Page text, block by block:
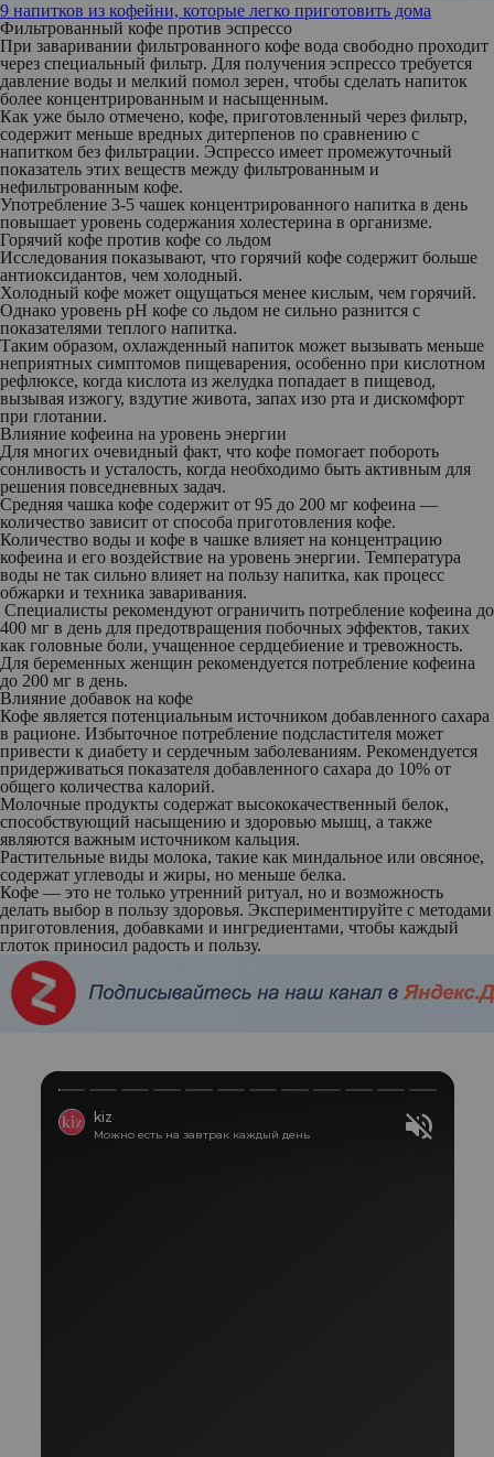
9 напитков из кофейни, которые легко приготовить дома
Фильтрованный кофе против эспрессо
При заваривании фильтрованного кофе вода свободно проходит
через специальный фильтр. Для получения эспрессо требуется
давление воды и мелкий помол зерен, чтобы сделать напиток
более концентрированным и насыщенным.
Как уже было отмечено, кофе, приготовленный через фильтр,
содержит меньше вредных дитерпенов по сравнению с
напитком без фильтрации. Эспрессо имеет промежуточный
показатель этих веществ между фильтрованным и
нефильтрованным кофе.
Употребление 3-5 чашек концентрированного напитка в день
повышает уровень содержания холестерина в организме.
Горячий кофе против кофе со льдом
Исследования показывают, что горячий кофе содержит больше
антиоксидантов, чем холодный.
Холодный кофе может ощущаться менее кислым, чем горячий.
Однако уровень pH кофе со льдом не сильно разнится с
показателями теплого напитка.
Таким образом, охлажденный напиток может вызывать меньше
неприятных симптомов пищеварения, особенно при кислотном
рефлюксе, когда кислота из желудка попадает в пищевод,
вызывая изжогу, вздутие живота, запах изо рта и дискомфорт
при глотании.
Влияние кофеина на уровень энергии
Для многих очевидный факт, что кофе помогает побороть
сонливость и усталость, когда необходимо быть активным для
решения повседневных задач.
Средняя чашка кофе содержит от 95 до 200 мг кофеина —
количество зависит от способа приготовления кофе.
Количество воды и кофе в чашке влияет на концентрацию
кофеина и его воздействие на уровень энергии. Температура
воды не так сильно влияет на пользу напитка, как процесс
обжарки и техника заваривания.
Специалисты рекомендуют ограничить потребление кофеина до
400 мг в день для предотвращения побочных эффектов, таких
как головные боли, учащенное сердцебиение и тревожность.
Для беременных женщин рекомендуется потребление кофеина
до 200 мг в день.
Влияние добавок на кофе
Кофе является потенциальным источником добавленного сахара
в рационе. Избыточное потребление подсластителя может
привести к диабету и сердечным заболеваниям. Рекомендуется
придерживаться показателя добавленного сахара до 10% от
общего количества калорий.
Молочные продукты содержат высококачественный белок,
способствующий насыщению и здоровью мышц, а также
являются важным источником кальция.
Растительные виды молока, такие как миндальное или овсяное,
содержат углеводы и жиры, но меньше белка.
Кофе — это не только утренний ритуал, но и возможность
делать выбор в пользу здоровья. Экспериментируйте с методами
приготовления, добавками и ингредиентами, чтобы каждый
глоток приносил радость и пользу.